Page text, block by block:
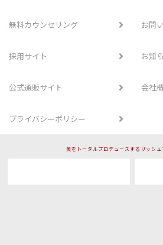
無料カウンセリング お問
採用サイト お知
公式通販サイト 会社
プライバシーポリシー
美をトータルプロデュースするリッシ